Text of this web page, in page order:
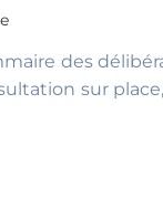
des
sur